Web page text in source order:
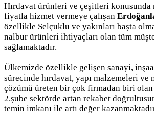
Hırdavat ürünleri ve çeşitleri
fiyatla hizmet vermeye çalışan
özellikle Selçuklu ve yakınları başta
nalbur ürünleri ihtiyaçları olan tüm
sağlamaktadır.
Ülkemizde özellikle gelişen sanayi,
sürecinde hırdavat, yapı malzemeleri ve
çözümü üreten bir çok firmadan biri
2.şube sektörde artan rekabet
temin imkanı ile artı değer